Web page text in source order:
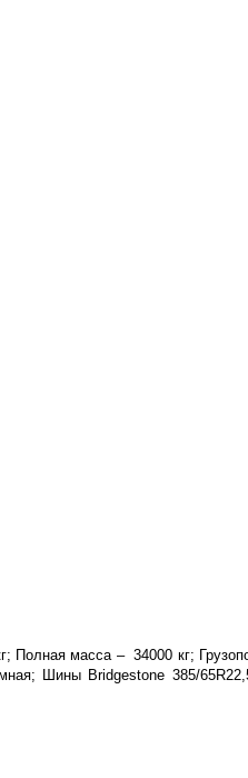
масса – 34000 кг;
Шины Bridgestone 385/